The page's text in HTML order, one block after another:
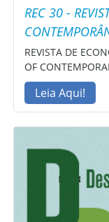
REC 30 -
REVISTA DE
OF
Leia Aqui!